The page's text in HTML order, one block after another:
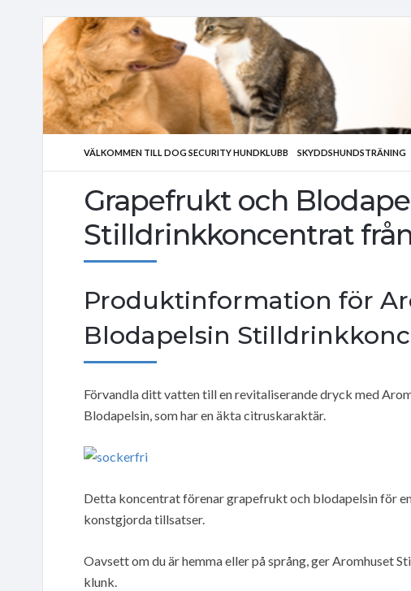
VÄLKOMMEN TILL DOG SECURITY HUNDKLUBB SKYDDSHUNDSTRÄNING
Grapefrukt och
Stilldrinkkoncentrat
Produktinformation för
Blodapelsin
Förvandla ditt vatten till en revitaliserande dryck med
Blodapelsin, som har en äkta citruskaraktär.
Detta koncentrat förenar grapefrukt och blodapelsin för
konstgjorda tillsatser.
Oavsett om du är hemma eller på språng, ger
klunk.